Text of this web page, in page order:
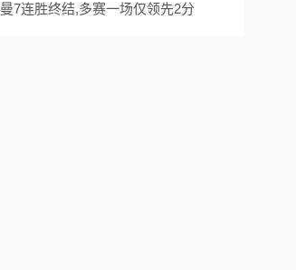
曼7连胜终结,多赛一场仅领先2分